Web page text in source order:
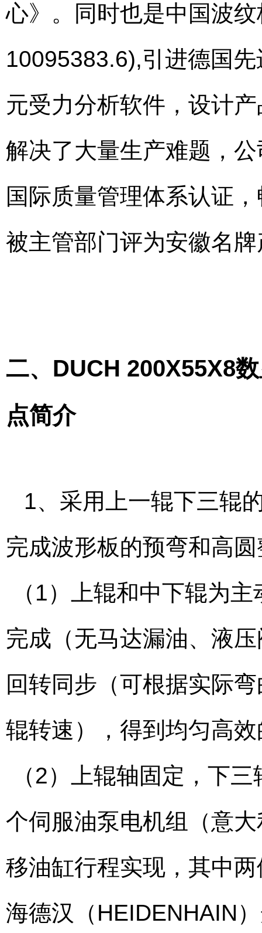
心》。同时也是中国波
10095383.6),引进德国
元受力分析软件，设计
解决了大量生产难题，
国际质量管理体系认证
被主管部门评为安徽名
二、DUCH 200X55X8
点简介
1、采用上一辊下三辊
完成波形板的预弯和高
（1）上辊和中下辊为
完成（无马达漏油、液
回转同步（可根据实际
辊转速），得到均匀高
（2）上辊轴固定，下
个伺服油泵电机组（意
移油缸行程实现，其中
海德汉（HEIDENHAIN